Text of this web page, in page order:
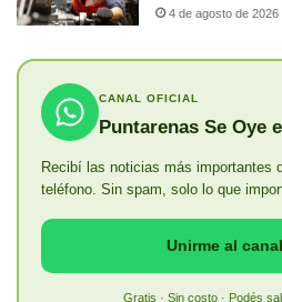
4 de agosto de 2026
CANAL OFICIAL
Puntarenas Se Oye
Recibí las noticias más importantes
teléfono. Sin spam, solo lo que
Unirme al
Gratis · Sin costo · Podés